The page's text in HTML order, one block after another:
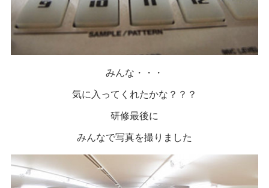
みんな・・・
気に入ってくれたかな？？？
研修最後に
みんなで写真を撮りました